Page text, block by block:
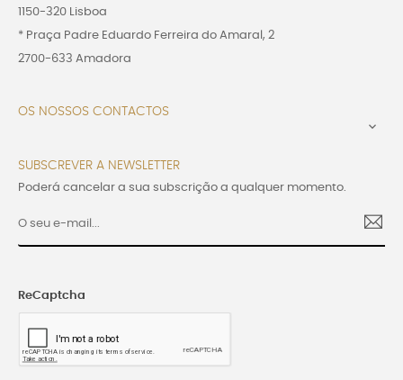
1150-320 Lisboa
* Praça Padre Eduardo Ferreira do Amaral, 2
2700-633 Amadora
OS NOSSOS CONTACTOS

SUBSCREVER A NEWSLETTER
Poderá cancelar a sua subscrição a qualquer momento.
ReCaptcha